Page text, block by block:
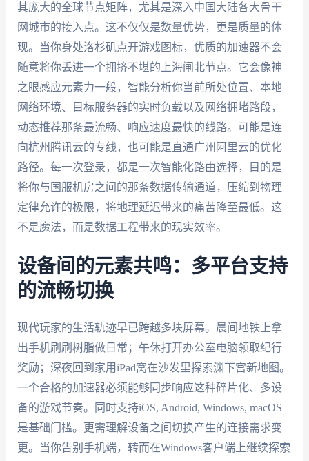
其庞大的全球节点矩阵，尤其是深入中国大陆各大骨干
网城市的接入点。这不仅仅是数量优势，更是质量的体
现。当你身处洛杉矶点开游戏图标，优质的加速器不会
随意将你丢进一个拥挤不堪的上海闸北节点。它会像神
之眼感应元素力一般，智能分析你当前所处位置、本地
网络环境、目标服务器的实时负载以及网络拥堵路段，
动态推荐那条最流畅、响应速度最快的线路。可能是连
向杭州腾讯云的专线，也可能是直通广州阿里云的优化
路径。每一次登录，都是一次智能化路由选择，目的是
将你与国服机房之间的那条数据传输通道，压缩到物理
定律允许的极限，将地理延迟带来的痛苦降至最低。这
不是魔法，而是数据工程带来的现实效率。
设备间的元素共鸣：多平台支持
的流畅切换
现代玩家的生活轨迹早已跨越多块屏幕。晨间地铁上拿
出手机刷刷树脂做日常；午休打开办公室电脑领取纪行
奖励；深夜回到家用iPad窝在沙发里探索渊下宫新地图。
一个合格的加速器必须能够同步响应这种碎片化、多设
备的游戏节奏。同时支持iOS, Android, Windows, macOS
是基础门槛。更需理解设备之间切换产生的连接需求变
更。当你告别手机端，转而在Windows客户端上继续探索